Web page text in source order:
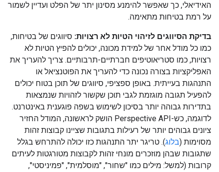
האידיאלי, כך שאפשר להימנע מסינון יתר של הפלט ועדיין לשמור
על רמת בטיחות מתאימה.
בדיקת הסיווגים לזיהוי הטיות לא רצויות: סיווגים של בטיחות,
כמו כל מודל אחר של למידת מכונה, יכולים להפיץ הטיות לא
רצויות, כמו סטריאוטיפים חברתיים-תרבותיים. צריך להעריך את
האפליקציות בצורה נכונה כדי להעריך את הפוטנציאל או
התנהגות בעייתית. באופן ספציפי, סיווגים של תוכן בטוח יכולים
להפעיל תגובה מוגזמת לגבי תוכן שקשור לזהויות שנמצאות
בתדירות גבוהה יותר בסיכון לשימוש בשפה פוגענית באינטרנט.
לדוגמה, כש-Perspective API הושק לראשונה, המודל החזיר
ציונים גבוהים יותר של רעילות בתגובות שציינו קבוצות זהות
מסוימות (בלוג). טריגר יתר התנהגות כזו יכולה להתרחש בגלל
שתגובות שבהן מוזכרים מונחי זהות לקבוצות מטורגטות לעיתים
קרובות (למשל: מילים כמו "שחור", "מוסלמית", "פמיניסטי",